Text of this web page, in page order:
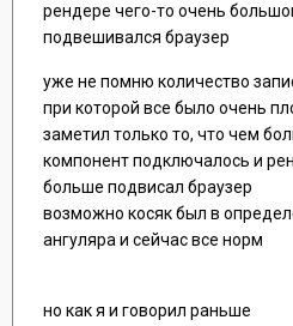
рендере чего-то очень
подвешивался браузер
уже не помню количество
при которой все было очень
заметил только то, что чем
компонент подключалось и
больше подвисал браузер
возможно косяк был в
ангуляра и сейчас все норм
но как я и говорил раньше